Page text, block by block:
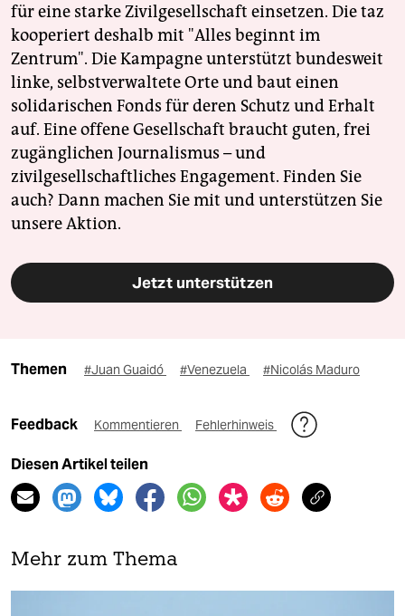
für eine starke Zivilgesellschaft einsetzen. Die taz
kooperiert deshalb mit "Alles beginnt im
Zentrum". Die Kampagne unterstützt bundesweit
linke, selbstverwaltete Orte und baut einen
solidarischen Fonds für deren Schutz und Erhalt
auf. Eine offene Gesellschaft braucht guten, frei
zugänglichen Journalismus – und
zivilgesellschaftliches Engagement. Finden Sie
auch? Dann machen Sie mit und unterstützen Sie
unsere Aktion.
Jetzt unterstützen
Themen #Juan Guaidó #Venezuela #Nicolás Maduro
Feedback Kommentieren Fehlerhinweis
Diesen Artikel teilen
Mehr zum Thema